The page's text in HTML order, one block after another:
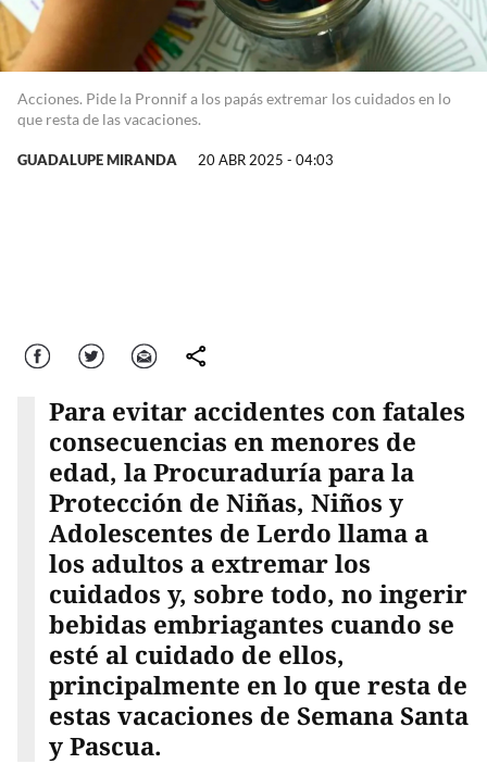
Acciones. Pide la Pronnif a los papás extremar los cuidados en lo
que resta de las vacaciones.
GUADALUPE MIRANDA 20 ABR 2025 - 04:03
Facebook Twitter Correo comparte
Para evitar accidentes con fatales
consecuencias en menores de
edad, la Procuraduría para la
Protección de Niñas, Niños y
Adolescentes de Lerdo llama a
los adultos a extremar los
cuidados y, sobre todo, no ingerir
bebidas embriagantes cuando se
esté al cuidado de ellos,
principalmente en lo que resta de
estas vacaciones de Semana Santa
y Pascua.